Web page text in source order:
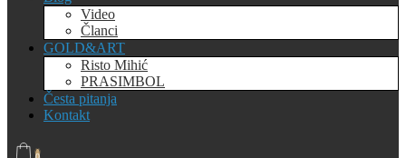
Video
Članci
GOLD&ART
Risto Mihić
PRASIMBOL
Česta pitanja
Kontakt